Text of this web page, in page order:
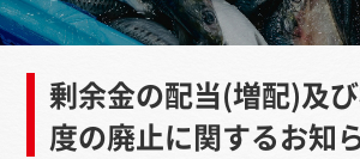
剰余金の配当(増配)及
度の廃止に関するお知